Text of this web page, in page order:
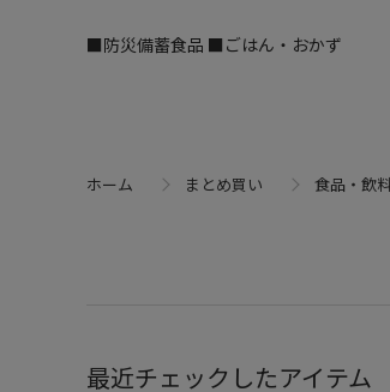
■防災備蓄食品 ■ごはん・おかず
ホーム まとめ買い 食品・飲
最近チェックしたアイテム